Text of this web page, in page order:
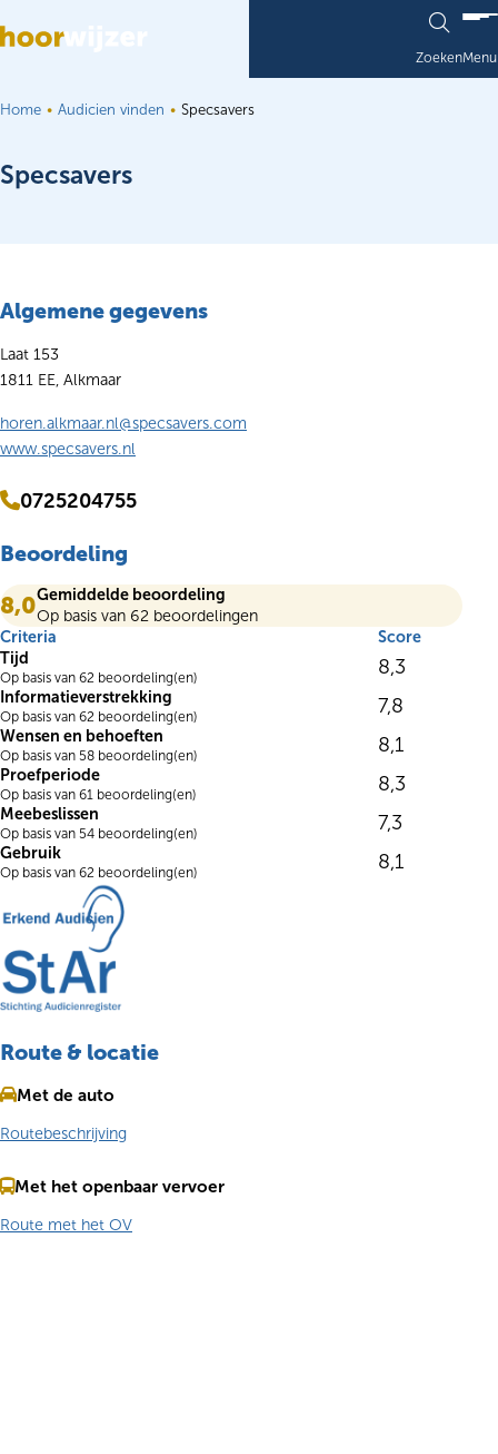
ZoekenMenu
Home Audicien vinden Specsavers
Specsavers
Algemene gegevens
Laat 153
1811 EE, Alkmaar
horen.alkmaar.nl@specsavers.com
www.specsavers.nl
0725204755
Beoordeling
8,0Gemiddelde beoordeling
Op basis van 62 beoordelingen
Criteria
Score
Tijd
Op basis van 62 beoordeling(en) 8,3
Informatieverstrekking
Op basis van 62 beoordeling(en) 7,8
Wensen en behoeften
Op basis van 58 beoordeling(en) 8,1
Proefperiode
Op basis van 61 beoordeling(en) 8,3
Meebeslissen
Op basis van 54 beoordeling(en) 7,3
Gebruik
Op basis van 62 beoordeling(en) 8,1
Route & locatie
Met de auto
Routebeschrijving
Met het openbaar vervoer
Route met het OV